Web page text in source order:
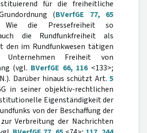
für die freiheitliche
(BVerfGE 77, 65
Wie die Pressefreiheit so
die Rundfunkfreiheit als
den im Rundfunkwesen tätigen
Unternehmen Freiheit von
(vgl. BVerfGE 66, 116<133>;
Darüber hinaus schützt Art. 5
in seiner objektiv-rechtlichen
Eigenständigkeit der
von der Beschaffung der
Verbreitung der Nachrichten